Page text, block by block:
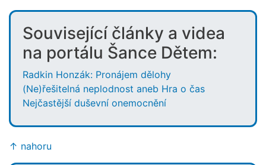
Související články a videa
na portálu Šance Dětem:
Radkin Honzák: Pronájem dělohy
(Ne)řešitelná neplodnost aneb Hra o čas
Nejčastější duševní onemocnění
↑ nahoru